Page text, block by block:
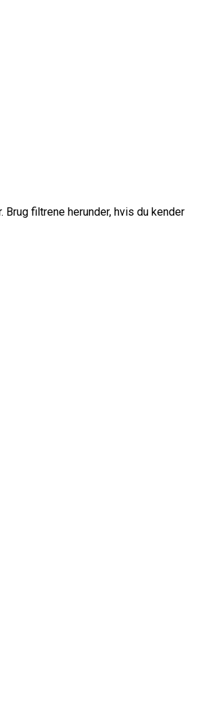
filtrene herunder, hvis du kender